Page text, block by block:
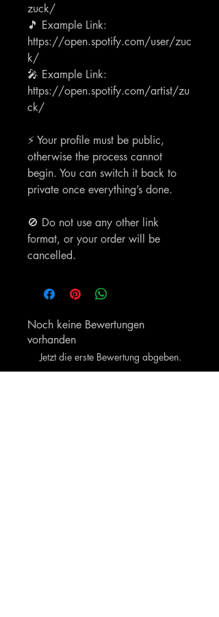
zuck/
🎵 Example Link:
https://open.spotify.com/user/zuc
k/
🎤 Example Link:
https://open.spotify.com/artist/zu
ck/
⚡ Your profile must be public,
otherwise the process cannot
begin. You can switch it back to
private once everything’s done.
🚫 Do not use any other link
format, or your order will be
cancelled.
Noch keine Bewertungen
vorhanden
Jetzt die erste Bewertung abgeben.